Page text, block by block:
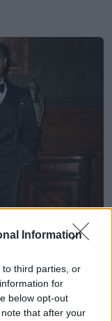
Information
third parties, or
for
below opt-out
that after your
Το επικό